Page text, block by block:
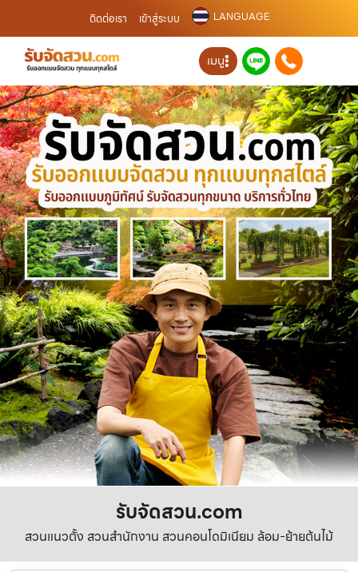
ติดต่อเรา เข้าสู่ระบบ LANGUAGE
เมนู
รับจัดสวน.com
สวนแนวตั้ง สวนสำนักงาน สวนคอนโดมิเนียม ล้อม-ย้ายต้นไม้